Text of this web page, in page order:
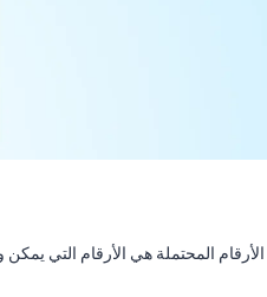
الأرقام المحتملة هي الأرقام التي